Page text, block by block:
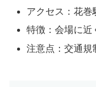
アクセス：花巻
特徴：会場に近
注意点：交通規